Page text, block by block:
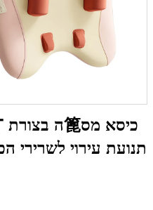
תנועת עירוי לשרירי